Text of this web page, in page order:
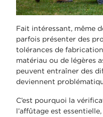
Fait intéressant, même
parfois présenter des
tolérances de
matériau ou de légères
peuvent entraîner des
deviennent
C’est pourquoi la
l’affûtage est